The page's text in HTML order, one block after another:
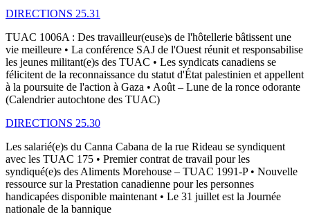
DIRECTIONS 25.31
TUAC 1006A : Des travailleur(euse)s de l'hôtellerie bâtissent une
vie meilleure • La conférence SAJ de l'Ouest réunit et responsabilise
les jeunes militant(e)s des TUAC • Les syndicats canadiens se
félicitent de la reconnaissance du statut d'État palestinien et appellent
à la poursuite de l'action à Gaza • Août – Lune de la ronce odorante
(Calendrier autochtone des TUAC)
DIRECTIONS 25.30
Les salarié(e)s du Canna Cabana de la rue Rideau se syndiquent
avec les TUAC 175 • Premier contrat de travail pour les
syndiqué(e)s des Aliments Morehouse – TUAC 1991-P • Nouvelle
ressource sur la Prestation canadienne pour les personnes
handicapées disponible maintenant • Le 31 juillet est la Journée
nationale de la bannique